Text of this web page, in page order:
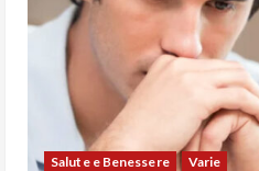
Salute e Benessere Varie